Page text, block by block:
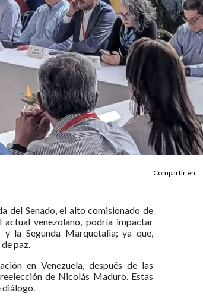
Compartir en:
del Senado, el alto comisionado de
venezolano, podría impactar
la Segunda Marquetalia; ya que,
paz.
en Venezuela, después de las
de Nicolás Maduro. Estas
diálogo.